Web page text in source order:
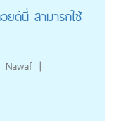
ยด์นี่ สามารถใช้
Nawaf |